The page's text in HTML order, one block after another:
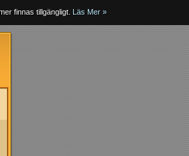
finnas tillgängligt. Läs Mer »